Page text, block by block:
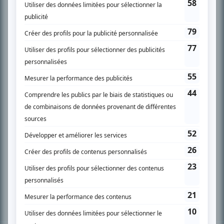
PLAN DU SITE
Accueil
Liste des oeuvres
Liste des comédiens
Nous contacter
Termes et conditions
Politique de confidentialité
Gestion du consentement